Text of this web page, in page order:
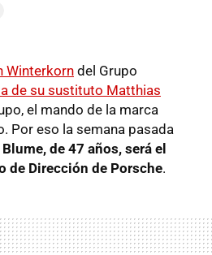
Winterkorndel Grupo
de su sustituto Matthias
el mando de la marca
Por eso la semana pasada
de 47 años, será el
de Dirección de Porsche.